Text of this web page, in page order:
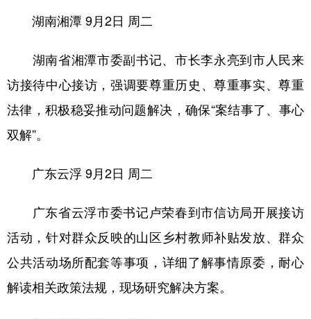
湖南湘潭 9月2日 周二
湖南省湘潭市委副书记、市长李永亮到市人民来
访接待中心接访，强调要尊重历史、尊重事实、尊重
法律，积极稳妥推动问题解决，确保“案结事了、事心
双解”。
广东云浮 9月2日 周二
广东省云浮市委书记卢荣春到市信访局开展接访
活动，针对群众反映的山区乡村教师补贴发放、群众
公共活动场所配套等事项，详细了解事情原委，耐心
解读相关政策法规，现场研究解决方案。